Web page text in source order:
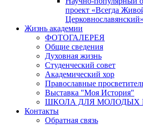
проект «Всегда
Церковнославянский»
Жизнь академии
ФОТОГАЛЕРЕЯ
Общие сведения
Духовная жизнь
Студенческий совет
Академический хор
Православные
Выставка "Моя История"
ШКОЛА ДЛЯ МОЛОДЫХ
Контакты
Обратная связь